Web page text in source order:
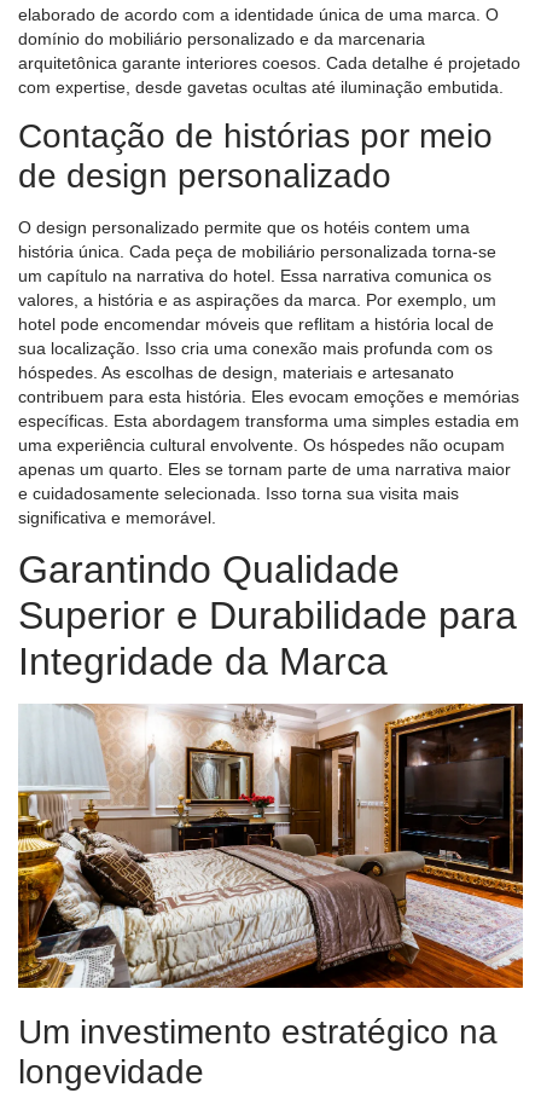
elaborado de acordo com a identidade única de uma marca. O
domínio do mobiliário personalizado e da marcenaria
arquitetônica garante interiores coesos. Cada detalhe é projetado
com expertise, desde gavetas ocultas até iluminação embutida.
Contação de histórias por meio
de design personalizado
O design personalizado permite que os hotéis contem uma
história única. Cada peça de mobiliário personalizada torna-se
um capítulo na narrativa do hotel. Essa narrativa comunica os
valores, a história e as aspirações da marca. Por exemplo, um
hotel pode encomendar móveis que reflitam a história local de
sua localização. Isso cria uma conexão mais profunda com os
hóspedes. As escolhas de design, materiais e artesanato
contribuem para esta história. Eles evocam emoções e memórias
específicas. Esta abordagem transforma uma simples estadia em
uma experiência cultural envolvente. Os hóspedes não ocupam
apenas um quarto. Eles se tornam parte de uma narrativa maior
e cuidadosamente selecionada. Isso torna sua visita mais
significativa e memorável.
Garantindo Qualidade
Superior e Durabilidade para
Integridade da Marca
Um investimento estratégico na
longevidade